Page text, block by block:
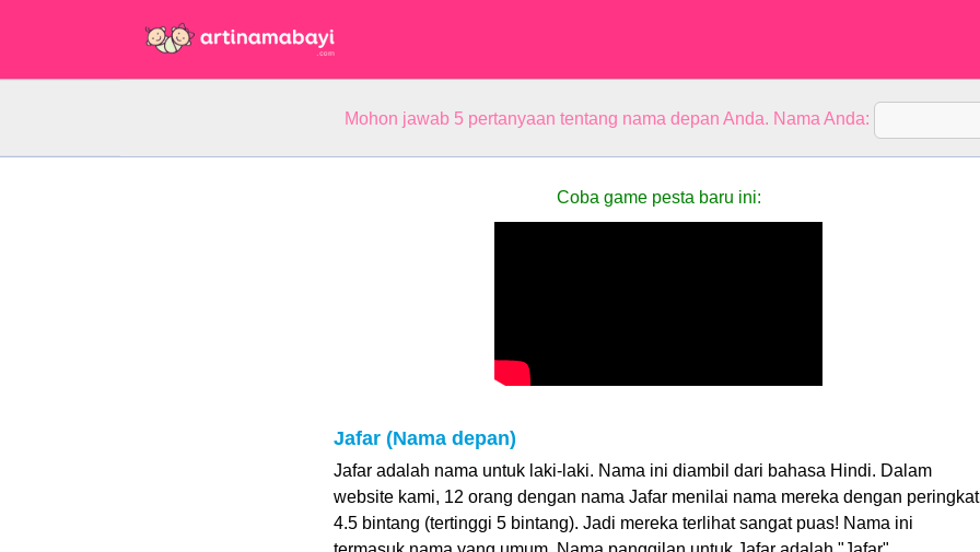
Mohon jawab 5 pertanyaan tentang nama depan Anda. Nama Anda:
Coba game pesta baru ini:
Jafar (Nama depan)
Jafar adalah nama untuk laki-laki. Nama ini diambil dari bahasa Hindi. Dalam
website kami, 12 orang dengan nama Jafar menilai nama mereka dengan peringkat
4.5 bintang (tertinggi 5 bintang). Jadi mereka terlihat sangat puas! Nama ini